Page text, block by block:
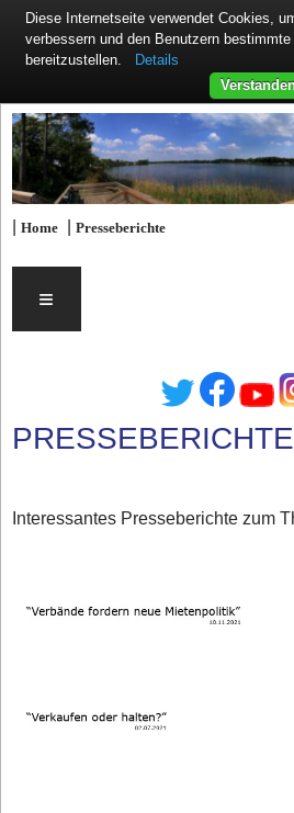
|Home |Presseberichte
≡
PRESSEBERICHTE
Interessantes Presseberichte zum
Diese Internetseite verwendet Cookies,
verbessern und den Benutzern
bereitzustellen.
Details